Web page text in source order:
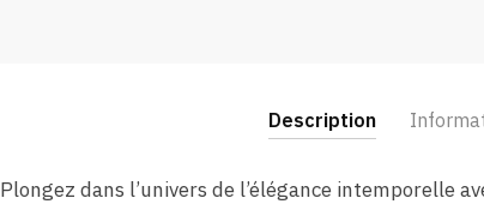
Description
Plongez dans l’univers de l’élégance intemporelle